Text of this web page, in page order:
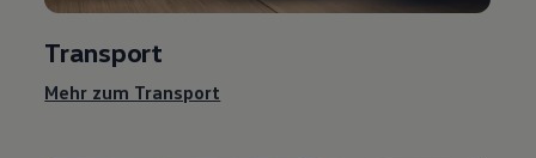
Transport
Mehr zum Transport